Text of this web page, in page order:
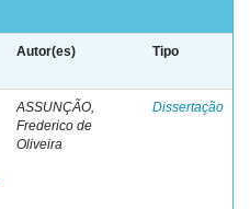
Autor(es) Tipo
ASSUNÇÃO,
Frederico de
Oliveira
Dissertação